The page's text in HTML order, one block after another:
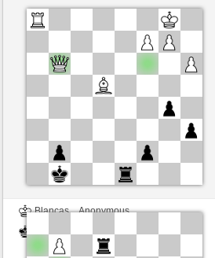
Blancas
Gullit (1240)
Negras
Tiempo: 13 minutes/side + 0 seconds/move
Esta partida es por puntos
Blancas
Anonymous